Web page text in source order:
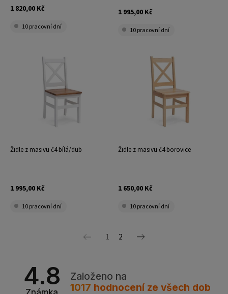
1 820,00 Kč
10 pracovní dní
1 995,00 Kč
10 pracovní dní
Židle z masivu č4 bílá/dub
1 995,00 Kč
10 pracovní dní
Židle z masivu č4 borovice
1 650,00 Kč
10 pracovní dní
1 2
4.8
Založeno na
1017 hodnocení ze všech dob